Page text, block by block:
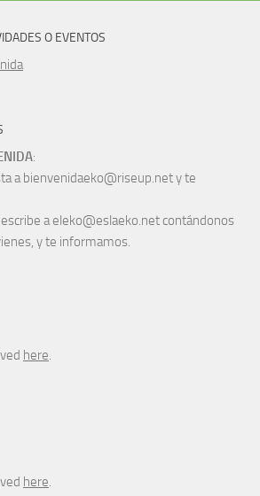
O EVENTOS
:
a bienvenidaeko@riseup.net y te
escribe a eleko@eslaeko.net contándonos
y te informamos.
here.
here.